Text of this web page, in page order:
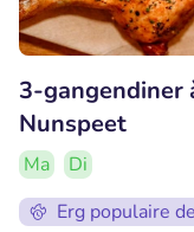
3-gangendiner
Nunspeet
Ma
Di
Erg populaire